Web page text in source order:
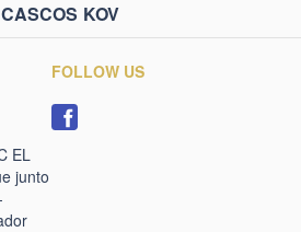
CASCOS KOV
EL
junto
FOLLOW US